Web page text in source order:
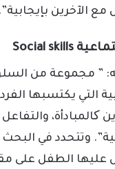
مع الآخرين بإيجابية”.
” مجموعة من
التي يكتسبها
کالمبادأة، والتفاعل
وتتحدد في البحث
عليها الطفل على